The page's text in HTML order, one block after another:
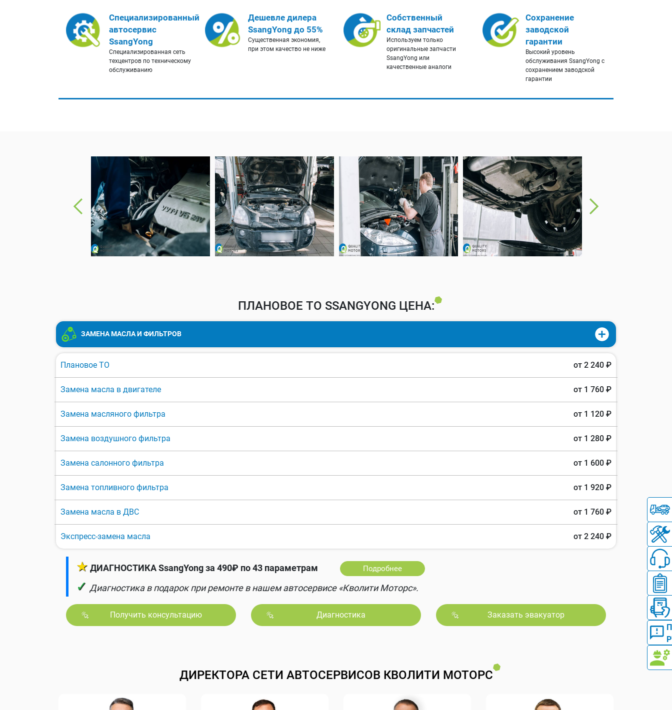
Специализированный
автосервис
SsangYong
Специализированная сеть
техцентров по техническому
обслуживанию
Дешевле дилера
SsangYong до 55%
Существенная экономия,
при этом качество не ниже
Собственный
склад запчастей
Используем только
оригинальные запчасти
SsangYong или
качественные аналоги
Сохранение
заводской
гарантии
Высокий уровень
обслуживания SsangYong с
сохранением заводской
гарантии
ПЛАНОВОЕ ТО SSANGYONG ЦЕНА:
ЗАМЕНА МАСЛА И ФИЛЬТРОВ
Плановое ТО от 2 240 ₽
Замена масла в двигателе от 1 760 ₽
Замена масляного фильтра от 1 120 ₽
Замена воздушного фильтра от 1 280 ₽
Замена салонного фильтра от 1 600 ₽
Замена топливного фильтра от 1 920 ₽
Замена масла в ДВС от 1 760 ₽
Экспресс-замена масла от 2 240 ₽
★ ДИАГНОСТИКА SsangYong за 490₽ по 43 параметрам Подробнее
✓ Диагностика в подарок при ремонте в нашем автосервисе «Кволити Моторс».
Получить консультацию Диагностика Заказать эвакуатор
ДИРЕКТОРА СЕТИ АВТОСЕРВИСОВ КВОЛИТИ МОТОРС